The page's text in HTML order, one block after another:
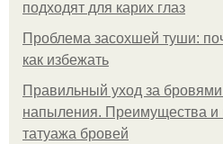
подходят для карих глаз
Проблема засохшей туши:
как избежать
Правильный уход за
напыления. Преимущества и
татуажа бровей